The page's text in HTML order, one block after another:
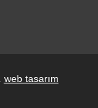
web tasarım